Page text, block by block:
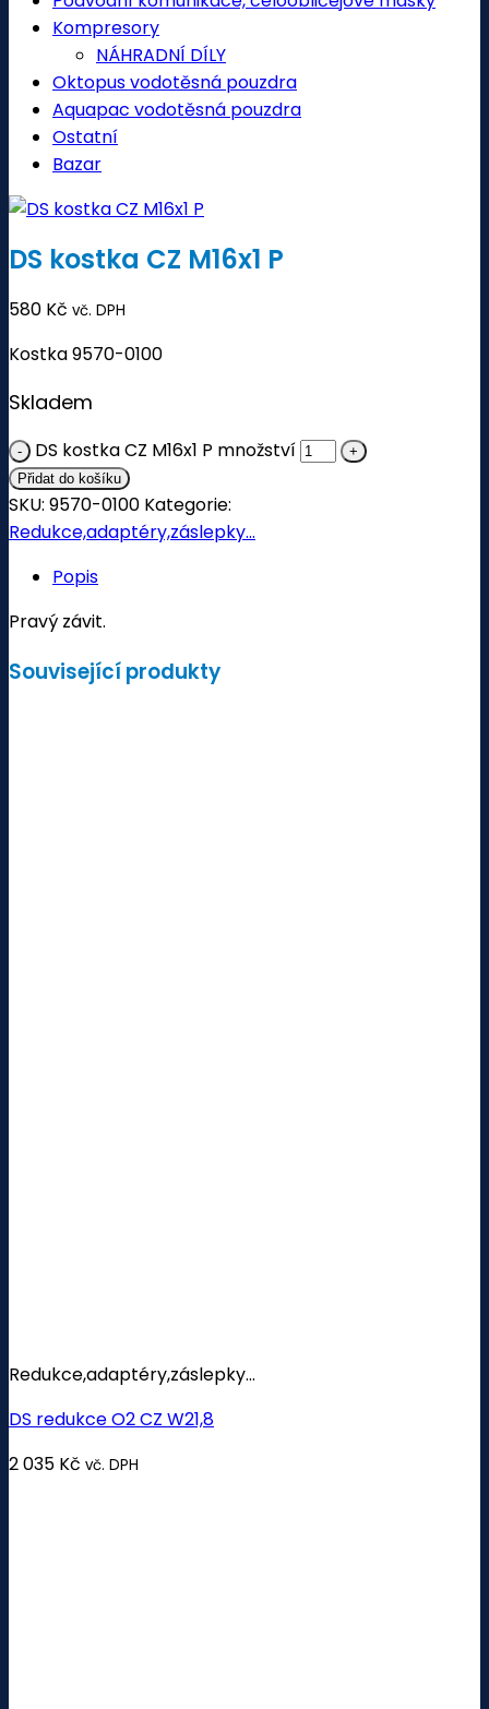
Kompresory
NÁHRADNÍ DÍLY
Oktopus vodotěsná pouzdra
Aquapac vodotěsná pouzdra
Ostatní
Bazar
DS kostka CZ M16x1 P
580 Kč vč. DPH
Kostka 9570-0100
Skladem
DS kostka CZ M16x1 P množství
Přidat do košíku
SKU: 9570-0100 Kategorie:
Redukce,adaptéry,záslepky...
Popis
Pravý závit.
Související produkty
Redukce,adaptéry,záslepky...
DS redukce O2 CZ W21,8
2 035 Kč vč. DPH